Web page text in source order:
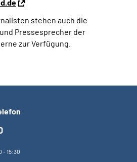
Kundenportal
stehen auch die
Pressesprecher der
zur Verfügung.
- 15:30